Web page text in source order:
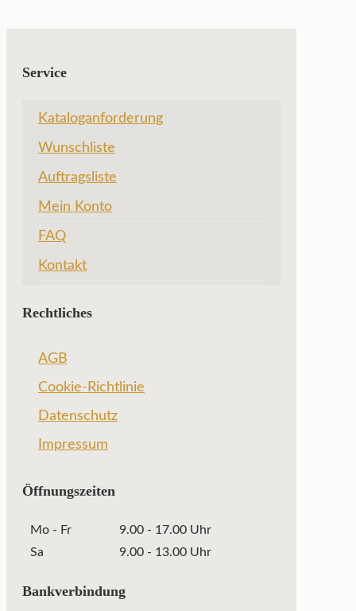
Service
Kataloganforderung
Wunschliste
Auftragsliste
Mein Konto
FAQ
Kontakt
Rechtliches
AGB
Cookie-Richtlinie
Datenschutz
Impressum
Öffnungszeiten
Mo - Fr
9.00 - 17.00 Uhr
Sa
9.00 - 13.00 Uhr
Bankverbindung